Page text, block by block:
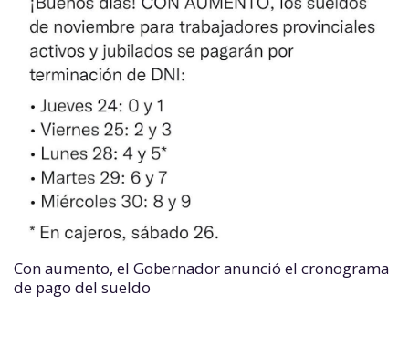
Con aumento, el Gobernador anunció el cronograma
de pago del sueldo